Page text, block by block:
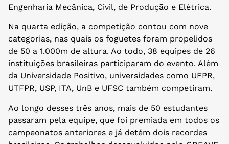
Engenharia Mecânica, Civil, de Produção e Elétrica.
Na quarta edição, a competição contou com nove
categorias, nas quais os foguetes foram propelidos
de 50 a 1.000m de altura. Ao todo, 38 equipes de 26
instituições brasileiras participaram do evento. Além
da Universidade Positivo, universidades como UFPR,
UTFPR, USP, ITA, UnB e UFSC também competiram.
Ao longo desses três anos, mais de 50 estudantes
passaram pela equipe, que foi premiada em todos os
campeonatos anteriores e já detém dois recordes